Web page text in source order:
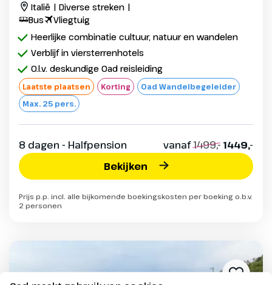
Italië | Diverse streken |
Bus
Vliegtuig
Heerlijke combinatie cultuur, natuur en wandelen
Verblijf in viersterrenhotels
O.l.v. deskundige Oad reisleiding
Laatste plaatsen Korting
Oad Wandelbegeleider
Max. 25 pers.
8 dagen - Halfpension vanaf1499,- 1449,-
Bekijken
Prijs p.p. incl. alle bijkomende boekingskosten per boeking o.b.v.
2 personen